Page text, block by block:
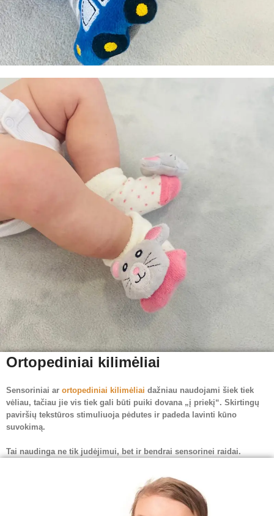
Ortopediniai kilimėliai
Sensoriniai ar ortopediniai kilimėliai dažniau naudojami šiek tiek
vėliau, tačiau jie vis tiek gali būti puiki dovana „į priekį“. Skirtingų
paviršių tekstūros stimuliuoja pėdutes ir padeda lavinti kūno
suvokimą.
Tai naudinga ne tik judėjimui, bet ir bendrai sensorinei raidai.